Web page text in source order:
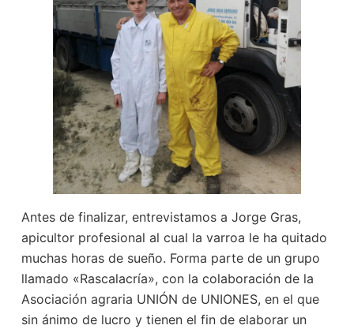
Antes de finalizar, entrevistamos a Jorge Gras,
apicultor profesional al cual la varroa le ha quitado
muchas horas de sueño. Forma parte de un grupo
llamado «Rascalacría», con la colaboración de la
Asociación agraria UNIÓN de UNIONES, en el que
sin ánimo de lucro y tienen el fin de elaborar un